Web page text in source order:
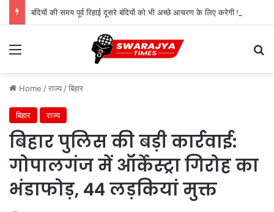
Menu
Home /राज्य /बिहार
बिहार राज्य
बिहार पुलिस की बड़ी कार्रवाई:
गोपालगंज में ऑर्केस्ट्रा गिरोह का
भंडाफोड़, 44 लड़कियां मुक्त